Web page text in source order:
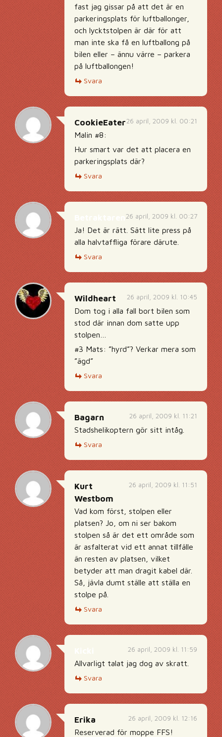
fast jag gissar på att det är en
parkeringsplats för luftballonger,
och lycktstolpen är där för att
man inte ska få en luftballong på
bilen eller – ännu värre – parkera
på luftballongen!
Svara
26 april, 2009 kl. 00:21
CookieEater
Malin #8:
Hur smart var det att placera en
parkeringsplats där?
Svara
26 april, 2009 kl. 00:27
Ja! Det är rätt. Sätt lite press på
alla halvtaffliga förare därute.
Svara
26 april, 2009 kl. 10:45
Wildheart
Dom tog i alla fall bort bilen som
stod där innan dom satte upp
stolpen…
#3 Mats: ”hyrd”? Verkar mera som
”ägd”
Svara
26 april, 2009 kl. 11:21
Bagarn
Stadshelikoptern gör sitt intåg.
Svara
26 april, 2009 kl. 11:51
Kurt
Westbom
Vad kom först, stolpen eller
platsen? Jo, om ni ser bakom
stolpen så är det ett område som
är asfalterat vid ett annat tillfälle
än resten av platsen, vilket
betyder att man dragit kabel där.
Så, jävla dumt ställe att ställa en
stolpe på.
Svara
26 april, 2009 kl. 11:59
Allvarligt talat jag dog av skratt.
Svara
26 april, 2009 kl. 12:16
Erika
Reserverad för moppe FFS!